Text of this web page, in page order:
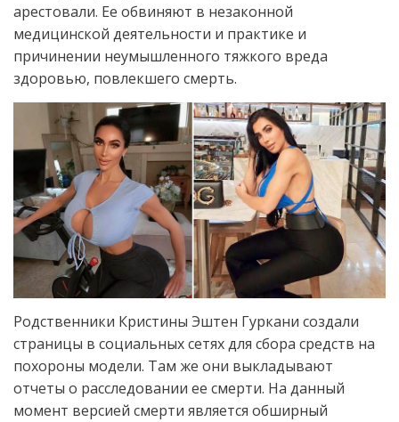
арестовали. Ее обвиняют в незаконной
медицинской деятельности и практике и
причинении неумышленного тяжкого вреда
здоровью, повлекшего смерть.
Родственники Кристины Эштен Гуркани создали
страницы в социальных сетях для сбора средств на
похороны модели. Там же они выкладывают
отчеты о расследовании ее смерти. На данный
момент версией смерти является обширный